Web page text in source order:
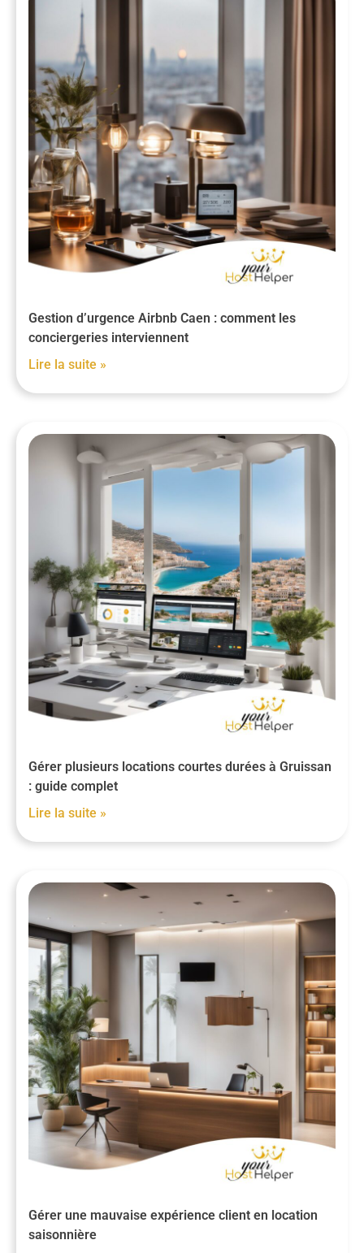
Gestion d’urgence Airbnb Caen : comment les
conciergeries interviennent
Lire la suite »
Gérer plusieurs locations courtes durées à Gruissan
: guide complet
Lire la suite »
Gérer une mauvaise expérience client en location
saisonnière